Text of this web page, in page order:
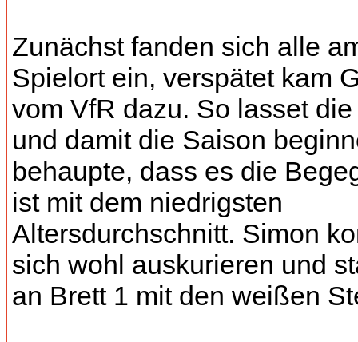
Zunächst fanden sich alle
Spielort ein, verspätet kam
vom VfR dazu. So lasset
und damit die Saison
behaupte, dass es die
ist mit dem niedrigsten
Altersdurchschnitt. Simon
sich wohl auskurieren und
an Brett 1 mit den weißen